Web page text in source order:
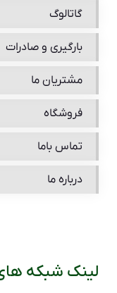
گاتالوگ
بارگیری و صادرات
مشتریان ما
فروشگاه
تماس باما
درباره ما
لینک شبکه